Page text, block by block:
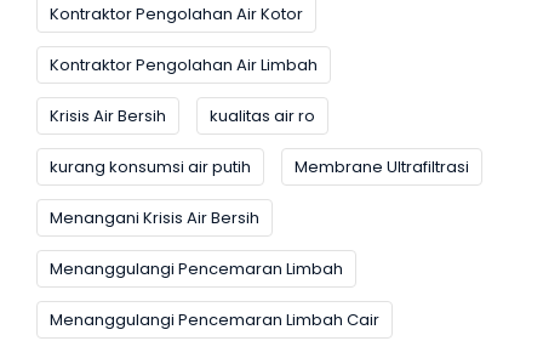
Kontraktor Pengolahan Air Kotor
Kontraktor Pengolahan Air Limbah
Krisis Air Bersih kualitas air ro
kurang konsumsi air putih Membrane Ultrafiltrasi
Menangani Krisis Air Bersih
Menanggulangi Pencemaran Limbah
Menanggulangi Pencemaran Limbah Cair